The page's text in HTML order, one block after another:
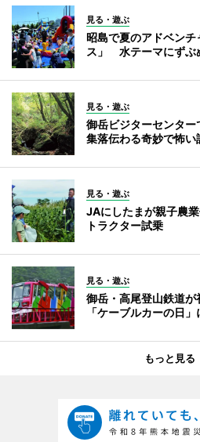
見る・遊ぶ
昭島で夏のアドベン
ス」 水テーマにずぶ
見る・遊ぶ
御岳ビジターセンタ
集落伝わる奇妙で怖い
見る・遊ぶ
JAにしたまが親子農
トラクター試乗
見る・遊ぶ
御岳・高尾登山鉄道
「ケーブルカーの日」
もっと見る